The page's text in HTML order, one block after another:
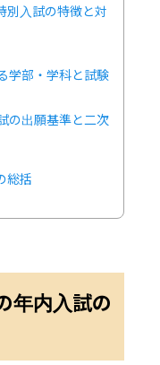
別入試の特徴と対
学部・学科と試験
の出願基準と二次
総括
年内入試の